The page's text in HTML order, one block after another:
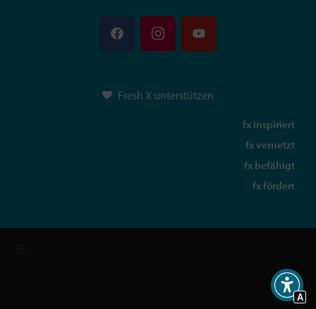
Fresh X unterstützen
fx inspiriert
fx vernetzt
fx befähigt
fx fördert
A